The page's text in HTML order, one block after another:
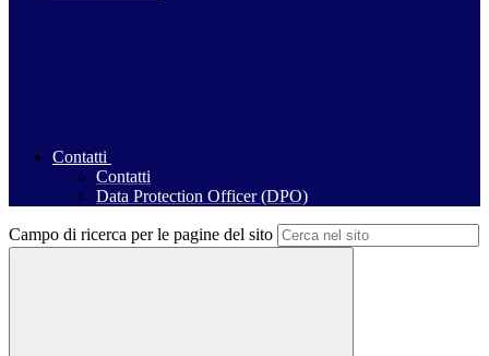
Contatti
Contatti
Data Protection Officer (DPO)
Campo di ricerca per le pagine del sito